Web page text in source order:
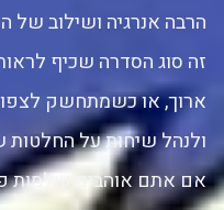
הרבה אנרגיה ושילוב של
זה סוג הסדרה שכיף
ארוך, או כשמתחשק
ולנהל שיחות על החלטות
אם אתם אוהבים עולמות